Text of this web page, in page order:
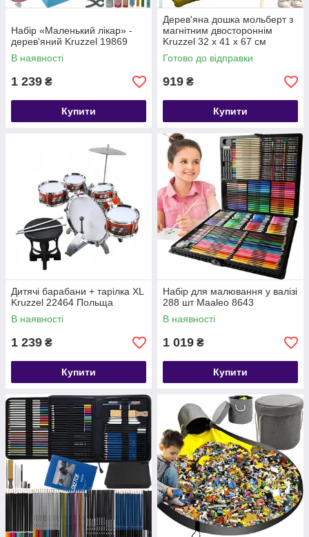
Набір «Маленький лікар» -
дерев'яний Kruzzel 19869
В наявності
1 239 ₴
Купити
Дерев'яна дошка мольберт з
магнітним двостороннім
Kruzzel 32 x 41 x 67 см
(22472)
Готово до відправки
919 ₴
Купити
Дитячі барабани + тарілка XL
Kruzzel 22464 Польща
В наявності
1 239 ₴
Купити
Набір для малювання у валізі
288 шт Maaleo 8643
В наявності
1 019 ₴
Купити